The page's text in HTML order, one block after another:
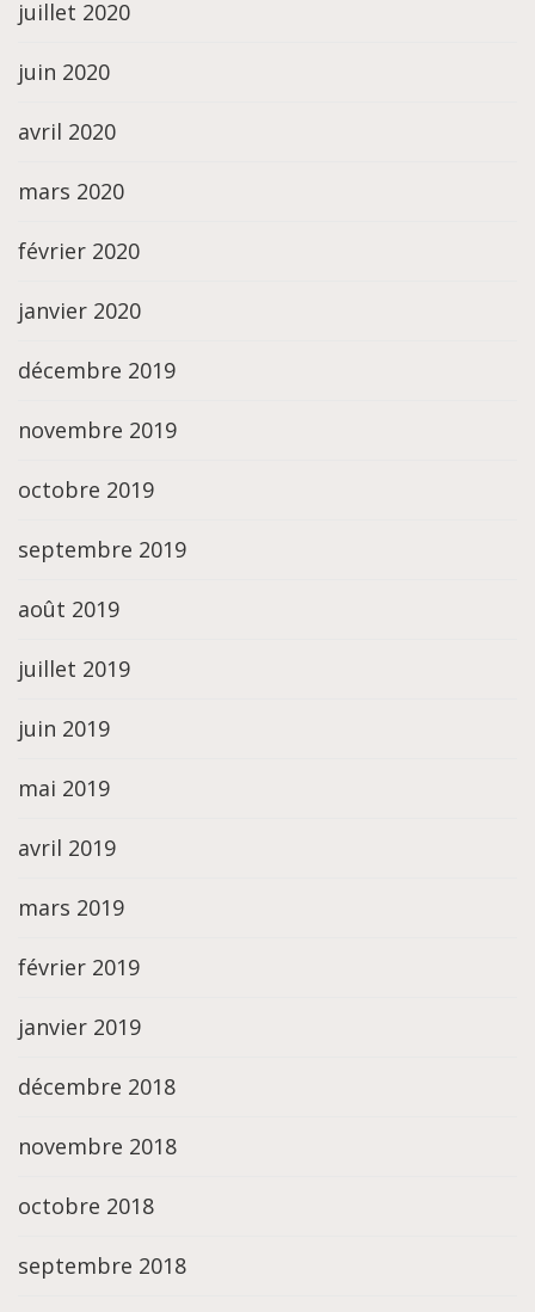
juillet 2020
juin 2020
avril 2020
mars 2020
février 2020
janvier 2020
décembre 2019
novembre 2019
octobre 2019
septembre 2019
août 2019
juillet 2019
juin 2019
mai 2019
avril 2019
mars 2019
février 2019
janvier 2019
décembre 2018
novembre 2018
octobre 2018
septembre 2018